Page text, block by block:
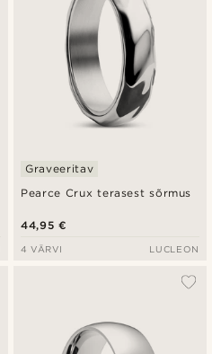
Kõrgeim hind
Pearce Crux terasest sõrmus
Graveeritav
44,95 €
4 VÄRVI LUCLEON